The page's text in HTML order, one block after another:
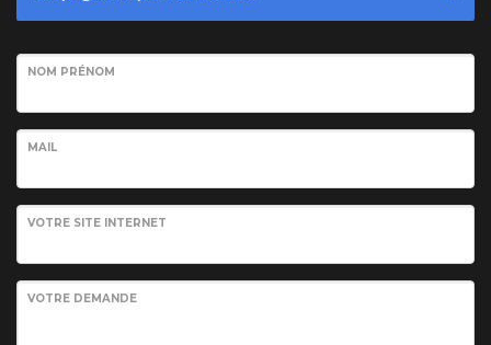
NOM PRÉNOM
MAIL
VOTRE SITE INTERNET
VOTRE DEMANDE